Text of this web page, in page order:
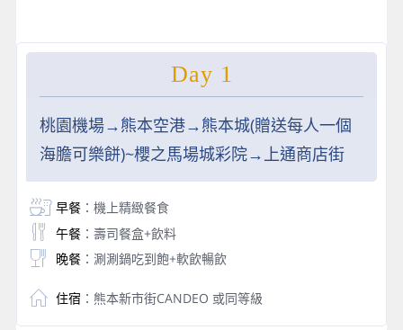
Day 1
桃園機場→熊本空港→熊本城(贈送每人一個
海膽可樂餅)~櫻之馬場城彩院→上通商店街
早餐：機上精緻餐食
午餐：壽司餐盒+飲料
晚餐：涮涮鍋吃到飽+軟飲暢飲
住宿 ：熊本新市街CANDEO 或同等級